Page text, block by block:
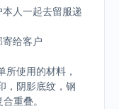
人一起去留服递
给客户
使用的材料，
，阴影底纹，钢
重叠。